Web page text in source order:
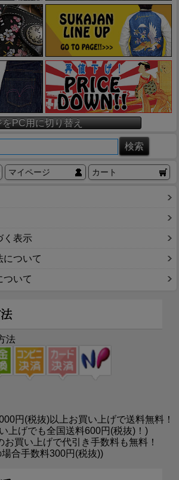
PC用に切り替え
マイページ カート
く表示
について
ついて
法
円(税抜)以上お買い上げで送料無料！
上げでも全国送料600円(税抜)！)
お買い上げで代引き手数料も無料！
合手数料300円(税抜))